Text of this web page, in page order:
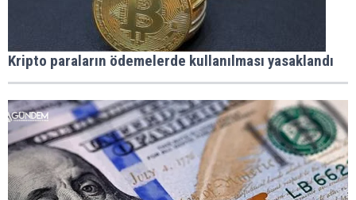
Kripto paraların ödemelerde kullanılması yasaklandı